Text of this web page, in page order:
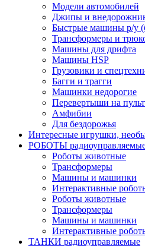
Модели автомобилей
Джипы и
Быстрые машины р/у
Трансформеры и
Машины для дрифта
Машины HSP
Грузовики и
Багги и трагги
Машинки недорогие
Перевертыши на
Амфибии
Для бездорожья
Интересные игрушки,
РОБОТЫ
Роботы животные
Трансформеры
Машины и машинки
Интерактивные
Роботы животные
Трансформеры
Машины и машинки
Интерактивные
ТАНКИ радиоуправляемые